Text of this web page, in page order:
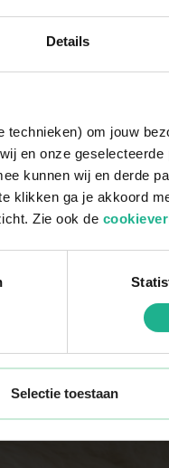
Details
om jouw
en onze
kunnen wij en derde
klikken ga je akkoord
Zie ook de
Selectie toestaan